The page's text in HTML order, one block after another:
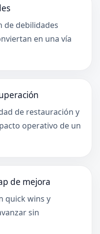
de debilidades
en una vía
de restauración y
operativo de un
de mejora
quick wins y
sin